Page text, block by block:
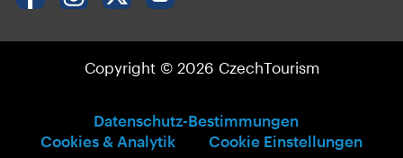
Copyright © 2026 CzechTourism
Datenschutz-Bestimmungen
Cookies & Analytik
Cookie Einstellungen